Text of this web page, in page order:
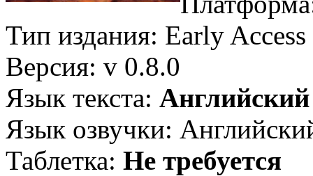
Тип издания: Early Access
Версия: v 0.8.0
Язык текста: Английский
Язык озвучки:
Таблетка: Не требуется